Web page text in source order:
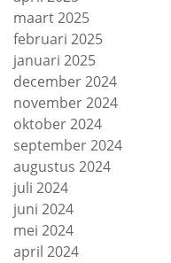
maart 2025
februari 2025
januari 2025
december 2024
november 2024
oktober 2024
september 2024
augustus 2024
juli 2024
juni 2024
mei 2024
april 2024